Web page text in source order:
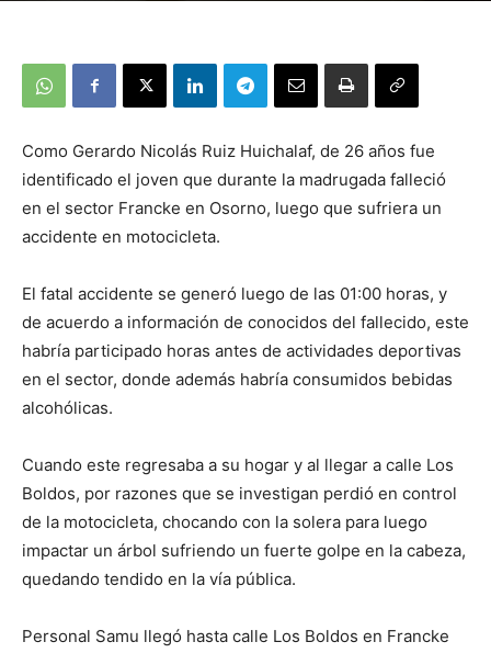
Como Gerardo Nicolás Ruiz Huichalaf, de 26 años fue
identificado el joven que durante la madrugada falleció
en el sector Francke en Osorno, luego que sufriera un
accidente en motocicleta.
El fatal accidente se generó luego de las 01:00 horas, y
de acuerdo a información de conocidos del fallecido, este
habría participado horas antes de actividades deportivas
en el sector, donde además habría consumidos bebidas
alcohólicas.
Cuando este regresaba a su hogar y al llegar a calle Los
Boldos, por razones que se investigan perdió en control
de la motocicleta, chocando con la solera para luego
impactar un árbol sufriendo un fuerte golpe en la cabeza,
quedando tendido en la vía pública.
Personal Samu llegó hasta calle Los Boldos en Francke